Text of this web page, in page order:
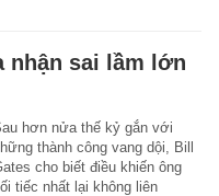
nhận sai lầm lớn
hơn nửa thế kỷ gắn với
thành công vang dội, Bill
cho biết điều khiến ông
tiếc nhất lại không liên